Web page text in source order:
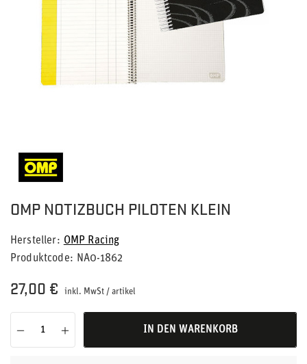
OMP NOTIZBUCH PILOTEN KLEIN
Hersteller
OMP Racing
Produktcode
NA0-1862
27,00 € inkl. MwSt / artikel
IN DEN WARENKORB